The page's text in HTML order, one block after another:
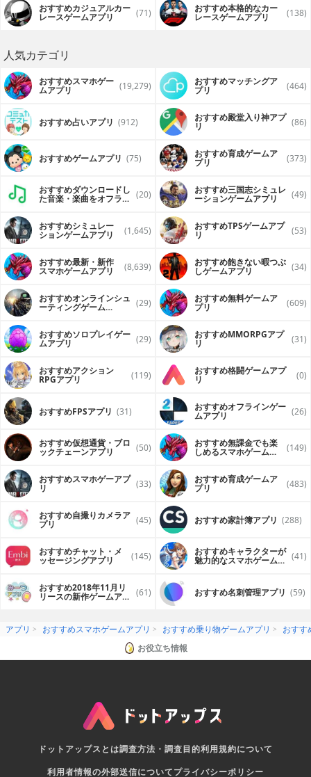
おすすめカジュアルカー
レースゲームアプリ (71) おすすめ本格的なカー
レースゲームアプリ (138)
人気カテゴリ
おすすめスマホゲー
ムアプリ (19,279) おすすめマッチングア
プリ (464)
おすすめ占いアプリ (912) おすすめ殿堂入り神アプ
リ (86)
おすすめゲームアプリ (75) おすすめ育成ゲームア
プリ (373)
おすすめダウンロードし
た音楽・楽曲をオフライ (20) おすすめ三国志シミュレ
ーションゲームアプリ (49)
おすすめシミュレー
ションゲームアプリ (1,645) おすすめTPSゲームアプ
リ (53)
おすすめ最新・新作
スマホゲームアプリ (8,639) おすすめ飽きない暇つぶ
しゲームアプリ (34)
おすすめオンラインシュ
ーティングゲーム (29) おすすめ無料ゲームア
プリ (609)
おすすめソロプレイゲー
ムアプリ (29) おすすめ MMORPGアプ
リ (31)
おすすめアクション
RPGアプリ (119) おすすめ格闘ゲームアプ
リ (0)
おすすめFPSアプリ (31) おすすめオフラインゲー
ムアプリ (26)
おすすめ仮想通貨・ブロ
ックチェーンアプリ (50) おすすめ無課金でも楽
しめるスマホゲームア (149)
おすすめスマホゲーアプ
リ (33) おすすめ育成ゲームア
プリ (483)
おすすめ自撮りカメラア
プリ (45) おすすめ家計簿アプリ (288)
おすすめチャット・メ
ッセージングアプリ (145) おすすめキャラクターが
魅力的なスマホゲームア (41)
おすすめ2018年11月リ
リースの新作ゲームアプ (61) おすすめ名刺管理アプリ (59)
アプリ おすすめスマホゲームアプリ おすすめ乗り物ゲームアプリ
おすす
お役立ち情報
ドットアップスとは調査方法・調査目的利用規約について
利用者情報の外部送信についてプライバシーポリシー